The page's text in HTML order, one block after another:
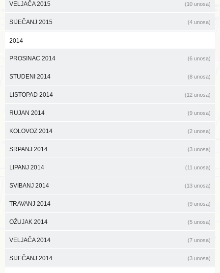
VELJAČA 2015 (10 unosa)
SIJEČANJ 2015 (4 unosa)
2014
PROSINAC 2014 (6 unosa)
STUDENI 2014 (8 unosa)
LISTOPAD 2014 (12 unosa)
RUJAN 2014 (9 unosa)
KOLOVOZ 2014 (2 unosa)
SRPANJ 2014 (3 unosa)
LIPANJ 2014 (11 unosa)
SVIBANJ 2014 (13 unosa)
TRAVANJ 2014 (9 unosa)
OŽUJAK 2014 (5 unosa)
VELJAČA 2014 (7 unosa)
SIJEČANJ 2014 (3 unosa)